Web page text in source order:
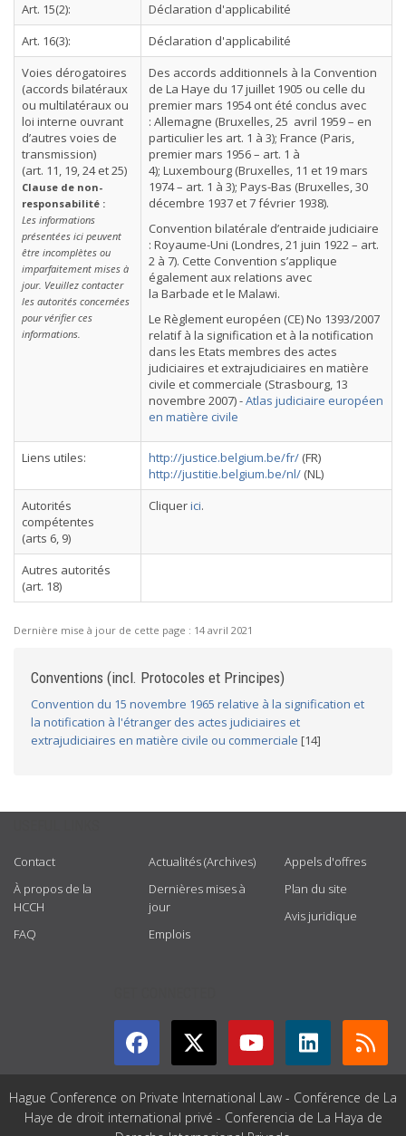
Art. 15(2):
Déclaration d'applicabilité
Art. 16(3):
Déclaration d'applicabilité
Voies dérogatoires
(accords bilatéraux
ou multilatéraux ou
loi interne ouvrant
d’autres voies de
transmission)
(art. 11, 19, 24 et 25)
Clause de non-
responsabilité :
Les informations
présentées ici peuvent
être incomplètes ou
imparfaitement mises à
jour. Veuillez contacter
les autorités concernées
pour vérifier ces
informations.
Des accords additionnels à la Convention
de La Haye du 17 juillet 1905 ou celle du
premier mars 1954 ont été conclus avec
: Allemagne (Bruxelles, 25 avril 1959 – en
particulier les art. 1 à 3); France (Paris,
premier mars 1956 – art. 1 à
4); Luxembourg (Bruxelles, 11 et 19 mars
1974 – art. 1 à 3); Pays-Bas (Bruxelles, 30
décembre 1937 et 7 février 1938).
Convention bilatérale d’entraide judiciaire
: Royaume-Uni (Londres, 21 juin 1922 – art.
2 à 7). Cette Convention s’applique
également aux relations avec
la Barbade et le Malawi.
Le Règlement européen (CE) No 1393/2007
relatif à la signification et à la notification
dans les Etats membres des actes
judiciaires et extrajudiciaires en matière
civile et commerciale (Strasbourg, 13
novembre 2007) -Atlas judiciaire européen
en matière civile
Liens utiles: http://justice.belgium.be/fr/ (FR)
http://justitie.belgium.be/nl/ (NL)
Autorités
compétentes
(arts 6, 9)
Cliquerici.
Autres autorités
(art. 18)
Dernière mise à jour de cette page : 14 avril 2021
Conventions (incl. Protocoles et Principes)
Convention du 15 novembre 1965 relative à la signification et
la notification à l'étranger des actes judiciaires et
extrajudiciaires en matière civile ou commerciale [14]
Contact
À propos de la
HCCH
FAQ
Actualités (Archives)
Dernières mises à
jour
Emplois
Appels d'offres
Plan du site
Avis juridique
Hague Conference on Private International Law - Conférence de La
Haye de droit international privé - Conferencia de La Haya de